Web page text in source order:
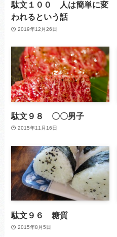
駄文１００ 人は簡単に変
われるという話
2019年12月26日
駄文９８ 〇〇男子
2015年11月16日
駄文９６ 糖質
2015年8月5日